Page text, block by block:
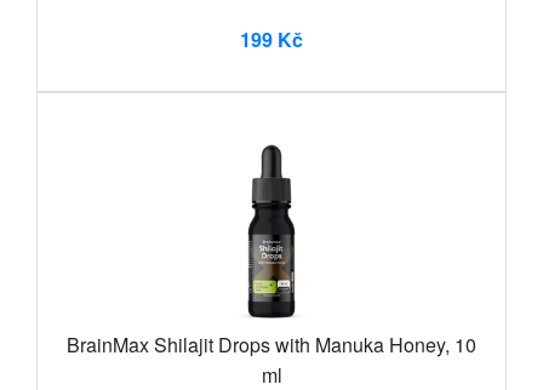
199 Kč
BrainMax Shilajit Drops with Manuka Honey, 10
ml